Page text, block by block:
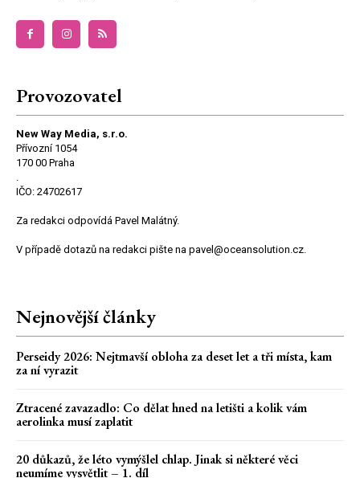
Provozovatel
New Way Media, s.r.o.
Přívozní 1054
170 00 Praha
.
IČO: 24702617
Za redakci odpovídá Pavel Malátný.
V případě dotazů na redakci pište na pavel@oceansolution.cz.
Nejnovější články
Perseidy 2026: Nejtmavší obloha za deset let a tři místa, kam
za ní vyrazit
Ztracené zavazadlo: Co dělat hned na letišti a kolik vám
aerolinka musí zaplatit
20 důkazů, že léto vymýšlel chlap. Jinak si některé věci
neumíme vysvětlit – 1. díl